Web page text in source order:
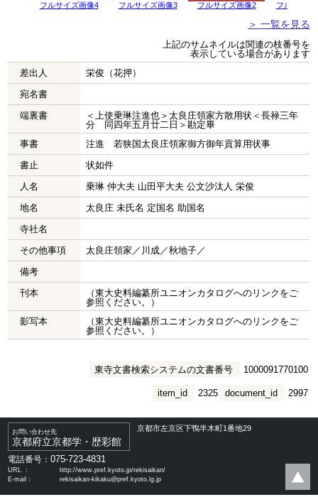
フルサイズ画像4 フルサイズ画像3 フルサイズ画像2 フルサイズ
＞ 一覧を見る
上記のサムネイルは関連の枝番号を
表示している場合があります
差出人
栄俊（花押）
宛名書
端裏書
＜上使乗琳注進也＞太良庄領家方散用状＜長禄三年
分 同四年五月廿二日＞勘定畢
事書
注進 若狭国太良庄領家御方御年貢算用状事
書止
状如件
人名
乗琳 仲大夫 山田平大夫 公文沙汰人 栄俊
地名
太良庄 未氏名 定国名 助国名
寺社名
その他事項
太良庄領家／川成／秋地子／
備考
刊本
（東大史料編纂所ユニオンカタログへのリンクをご
参照ください。）
影写本
（東大史料編纂所ユニオンカタログへのリンクをご
参照ください。）
東寺文書検索システムの文書番号 1000091770100
document_id 2997
item_id 2325
お問い合わせ先
京都府立京都学・歴彩館
京都市左京区下鴨半木町1番地29
電話番号：075-723-4831
URL ：
http://www.pref.kyoto.jp/rekisaikan/
E-mail：
rekisaikan-kikaku@pref.kyoto.lg.jp